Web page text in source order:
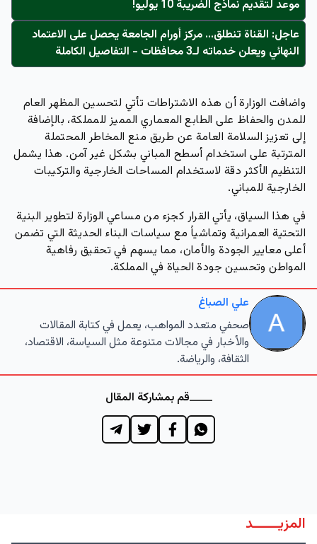
موعد لتقديم نماذج الضريبة 10 يوليو!
عاجل: القناة تنطلق... مركز أورام الجامعة يحصل على الاعتماد
النهائي ويعلن خدماته لـ3 محافظات - التفاصيل الكاملة
واضافت الوزارة أن هذه الاشتراطات تأتي لتحسين المظهر العام
للمدن والحفاظ على الطابع المعماري المميز للمملكة، بالإضافة
إلى تعزيز السلامة العامة عن طريق منع المخاطر المحتملة
المترتبة على استخدام أسطح المباني بشكل غير آمن. هذا يشمل
التنظيم الأكثر دقة لاستخدام المساحات الخارجية والتركيبات
الخارجية للمباني.
في هذا السياق، يأتي القرار كجزء من مساعي الوزارة لتطوير البنية
التحتية العمرانية وتماشياً مع سياسات البناء الحديثة التي تضمن
أعلى معايير الجودة والأمان، مما يسهم في تحقيق رفاهية
المواطن وتحسين جودة الحياة في المملكة.
علي الصباغ
صحفي متعدد المواهب، يعمل في كتابة المقالات
والأخبار في مجالات متنوعة مثل السياسة، الاقتصاد،
الثقافة، والرياضة.
قم بمشاركة المقال
المزيــــــد